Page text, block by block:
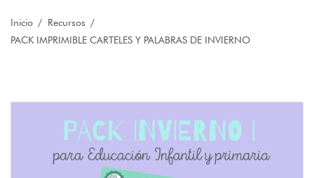
Inicio
Recursos
PACK IMPRIMIBLE CARTELES Y PALABRAS DE INVIERNO